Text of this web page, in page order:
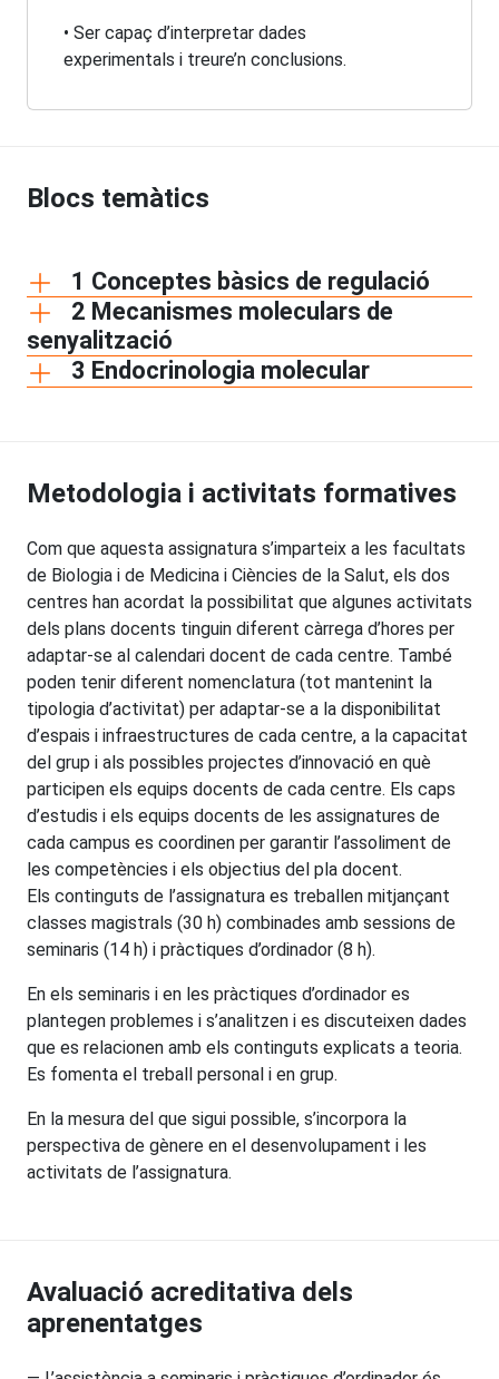
• Ser capaç d’interpretar dades
experimentals i treure’n conclusions.
Blocs temàtics
1 Conceptes bàsics de regulació
2 Mecanismes moleculars de
senyalització
3 Endocrinologia molecular
Metodologia i activitats formatives
Com que aquesta assignatura s’imparteix a les facultats
de Biologia i de Medicina i Ciències de la Salut, els dos
centres han acordat la possibilitat que algunes activitats
dels plans docents tinguin diferent càrrega d’hores per
adaptar-se al calendari docent de cada centre. També
poden tenir diferent nomenclatura (tot mantenint la
tipologia d’activitat) per adaptar-se a la disponibilitat
d’espais i infraestructures de cada centre, a la capacitat
del grup i als possibles projectes d’innovació en què
participen els equips docents de cada centre. Els caps
d’estudis i els equips docents de les assignatures de
cada campus es coordinen per garantir l’assoliment de
les competències i els objectius del pla docent.
Els continguts de l’assignatura es treballen mitjançant
classes magistrals (30 h) combinades amb sessions de
seminaris (14 h) i pràctiques d’ordinador (8 h).
En els seminaris i en les pràctiques d’ordinador es
plantegen problemes i s’analitzen i es discuteixen dades
que es relacionen amb els continguts explicats a teoria.
Es fomenta el treball personal i en grup.
En la mesura del que sigui possible, s’incorpora la
perspectiva de gènere en el desenvolupament i les
activitats de l’assignatura.
Avaluació acreditativa dels
aprenentatges